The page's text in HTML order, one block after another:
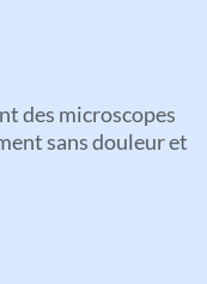
des microscopes
sans douleur et